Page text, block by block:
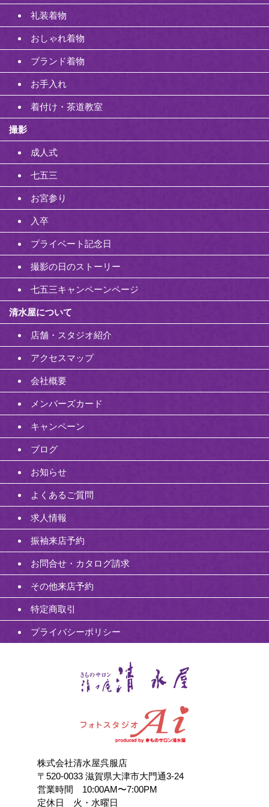
礼装着物
おしゃれ着物
ブランド着物
お手入れ
着付け・茶道教室
撮影
成人式
七五三
お宮参り
入卒
プライベート記念日
撮影の日のストーリー
七五三キャンペーンページ
清水屋について
店舗・スタジオ紹介
アクセスマップ
会社概要
メンバーズカード
キャンペーン
ブログ
お知らせ
よくあるご質問
求人情報
振袖来店予約
お問合せ・カタログ請求
その他来店予約
特定商取引
プライバシーポリシー
株式会社清水屋呉服店
〒520-0033 滋賀県大津市大門通3-24
営業時間 10:00AM〜7:00PM
定休日 火・水曜日